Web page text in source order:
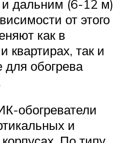
дальним (6-12 м)
от этого
как в
квартирах, так и
для обогрева
обогреватели
и